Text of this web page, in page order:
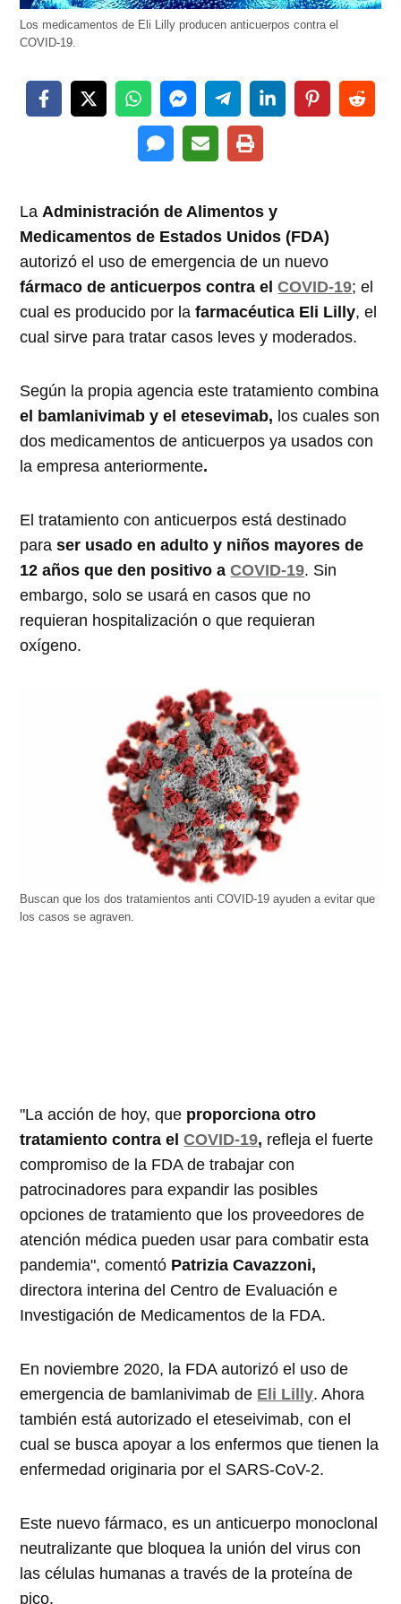
Los medicamentos de Eli Lilly producen anticuerpos contra el
COVID-19.
LaAdministración de Alimentos y
Medicamentos de Estados Unidos (FDA)
autorizó el uso de emergencia de un nuevo
fármaco de anticuerpos contra elCOVID-19; el
cual es producido por lafarmacéutica Eli Lilly, el
cual sirve para tratar casos leves y moderados.
Según la propia agencia este tratamiento combina
el bamlanivimab y el etesevimab, los cuales son
dos medicamentos de anticuerpos ya usados con
la empresa anteriormente.
El tratamiento con anticuerpos está destinado
paraser usado en adulto y niños mayores de
12 años que den positivo aCOVID-19. Sin
embargo, solo se usará en casos que no
requieran hospitalización o que requieran
oxígeno.
Buscan que los dos tratamientos anti COVID-19 ayuden a evitar que
los casos se agraven.
"La acción de hoy, que proporciona otro
tratamiento contra elCOVID-19, refleja el fuerte
compromiso de la FDA de trabajar con
patrocinadores para expandir las posibles
opciones de tratamiento que los proveedores de
atención médica pueden usar para combatir esta
pandemia", comentó Patrizia Cavazzoni,
directora interina del Centro de Evaluación e
Investigación de Medicamentos de la FDA.
En noviembre 2020, la FDA autorizó el uso de
emergencia de bamlanivimab de Eli Lilly. Ahora
también está autorizado el eteseivimab, con el
cual se busca apoyar a los enfermos que tienen la
enfermedad originaria por el SARS-CoV-2.
Este nuevo fármaco, es un anticuerpo monoclonal
neutralizante que bloquea la unión del virus con
las células humanas a través de la proteína de
pico.